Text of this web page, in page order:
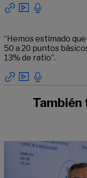
“Hemos estimado
50 a 20 puntos
13% de ratio”.
También